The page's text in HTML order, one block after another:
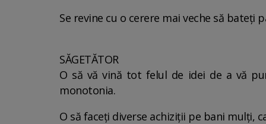
Se revine cu o cerere mai veche să
SĂGETĂTOR
O să vă vină tot felul de idei de a vă
monotonia.
O să faceți diverse achiziții pe bani mulți,